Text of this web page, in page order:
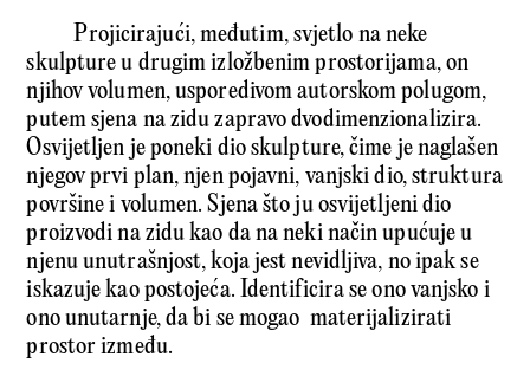
Projicirajući, međutim, svjetlo na neke
skulpture u drugim izložbenim prostorijama, on
njihov volumen, usporedivom autorskom polugom,
putem sjena na zidu zapravo dvodimenzionalizira.
Osvijetljen je poneki dio skulpture, čime je naglašen
njegov prvi plan, njen pojavni, vanjski dio, struktura
površine i volumen. Sjena što ju osvijetljeni dio
proizvodi na zidu kao da na neki način upućuje u
njenu unutrašnjost, koja jest nevidljiva, no ipak se
iskazuje kao postojeća. Identificira se ono vanjsko i
ono unutarnje, da bi se mogao materijalizirati
prostor između.